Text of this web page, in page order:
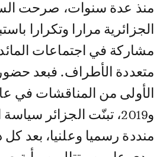
منذ عدة سنوات، صرحت
الجزائرية مرارا وتكرارا
مشاركة في اجتماعات
متعددة الأطراف. فبعد
و2019، تبنّت الجزائر
منددة رسميا وعلنيا، بعد